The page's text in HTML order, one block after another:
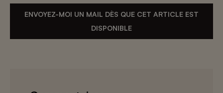
ENVOYEZ-MOI UN MAIL DÈS QUE CET ARTICLE EST
DISPONIBLE